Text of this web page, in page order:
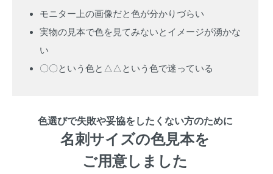
モニター上の画像だと色が分かりづらい
実物の見本で色を見てみないとイメージが湧かな
い
〇〇という色と△△という色で迷っている
色選びで失敗や妥協をしたくない方のために
名刺サイズの色見本を
ご用意しました